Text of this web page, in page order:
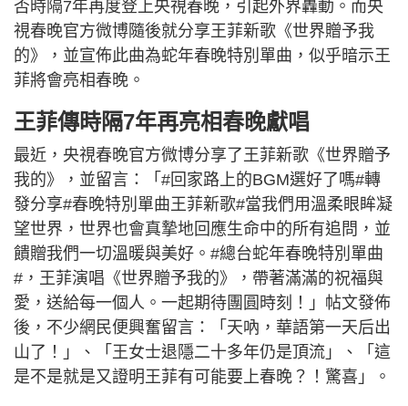
否時隔7年再度登上央視春晚，引起外界轟動。而央
視春晚官方微博隨後就分享王菲新歌《世界贈予我
的》，並宣佈此曲為蛇年春晚特別單曲，似乎暗示王
菲將會亮相春晚。
王菲傳時隔7年再亮相春晚獻唱
最近，央視春晚官方微博分享了王菲新歌《世界贈予
我的》，並留言：「#回家路上的BGM選好了嗎#轉
發分享#春晚特別單曲王菲新歌#當我們用溫柔眼眸凝
望世界，世界也會真摯地回應生命中的所有追問，並
饋贈我們一切溫暖與美好。#總台蛇年春晚特別單曲
#，王菲演唱《世界贈予我的》，帶著滿滿的祝福與
愛，送給每一個人。一起期待團圓時刻！」帖文發佈
後，不少網民便興奮留言：「天吶，華語第一天后出
山了！」、「王女士退隱二十多年仍是頂流」、「這
是不是就是又證明王菲有可能要上春晚？！驚喜」。